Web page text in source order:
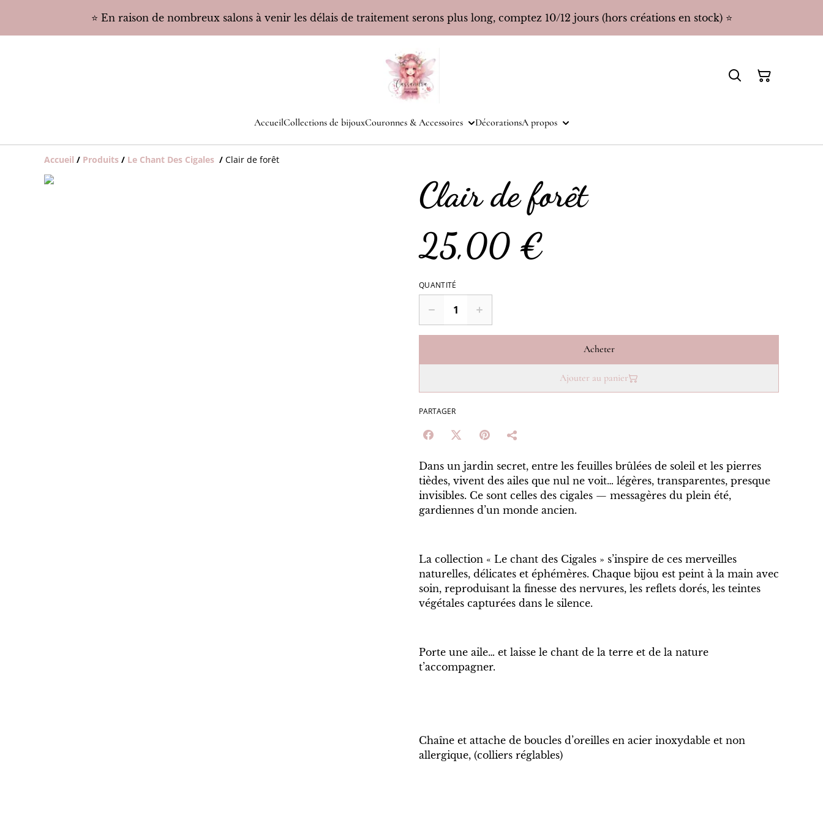
⭐️ En raison de nombreux salons à venir les délais de traitement serons plus long, comptez 10/12 jours (hors créations en stock) ⭐️
AccueilCollections de bijouxCouronnes & Accessoires DécorationsA propos
Accueil / Produits / Le Chant Des Cigales / Clair de forêt
Clair de forêt
25,00 €
QUANTITÉ
Acheter
Ajouter au panier
PARTAGER
Dans un jardin secret, entre les feuilles brûlées de soleil et les pierres
tièdes, vivent des ailes que nul ne voit… légères, transparentes, presque
invisibles. Ce sont celles des cigales — messagères du plein été,
gardiennes d’un monde ancien.
La collection « Le chant des Cigales » s’inspire de ces merveilles
naturelles, délicates et éphémères. Chaque bijou est peint à la main avec
soin, reproduisant la finesse des nervures, les reflets dorés, les teintes
végétales capturées dans le silence.
Porte une aile… et laisse le chant de la terre et de la nature
t’accompagner.
Chaîne et attache de boucles d’oreilles en acier inoxydable et non
allergique, (colliers réglables)